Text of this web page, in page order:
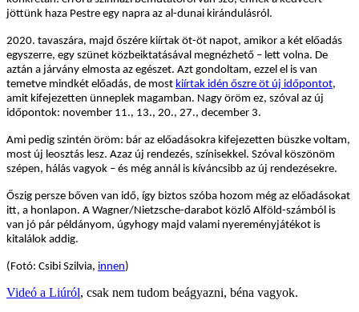
jöttünk haza Pestre egy napra az al-dunai kirándulásról.
2020. tavaszára, majd őszére kiírtak öt-öt napot, amikor a két előadás
egyszerre, egy szünet közbeiktatásával megnézhető – lett volna. De
aztán a járvány elmosta az egészet. Azt gondoltam, ezzel el is van
temetve mindkét előadás, de most kiírtak idén őszre öt új időpontot,
amit kifejezetten ünneplek magamban. Nagy öröm ez, szóval az új
időpontok: november 11., 13., 20., 27., december 3.
Ami pedig szintén öröm: bár az előadásokra kifejezetten büszke voltam,
most új leosztás lesz. Azaz új rendezés, színisekkel. Szóval köszönöm
szépen, hálás vagyok – és még annál is kíváncsibb az új rendezésekre.
Őszig persze bőven van idő, így biztos szóba hozom még az előadásokat
itt, a honlapon. A Wagner/Nietzsche-darabot közlő Alföld-számból is
van jó pár példányom, úgyhogy majd valami nyereményjátékot is
kitalálok addig.
(Fotó: Csibi Szilvia, innen)
Videó a Liúról, csak nem tudom beágyazni, béna vagyok.